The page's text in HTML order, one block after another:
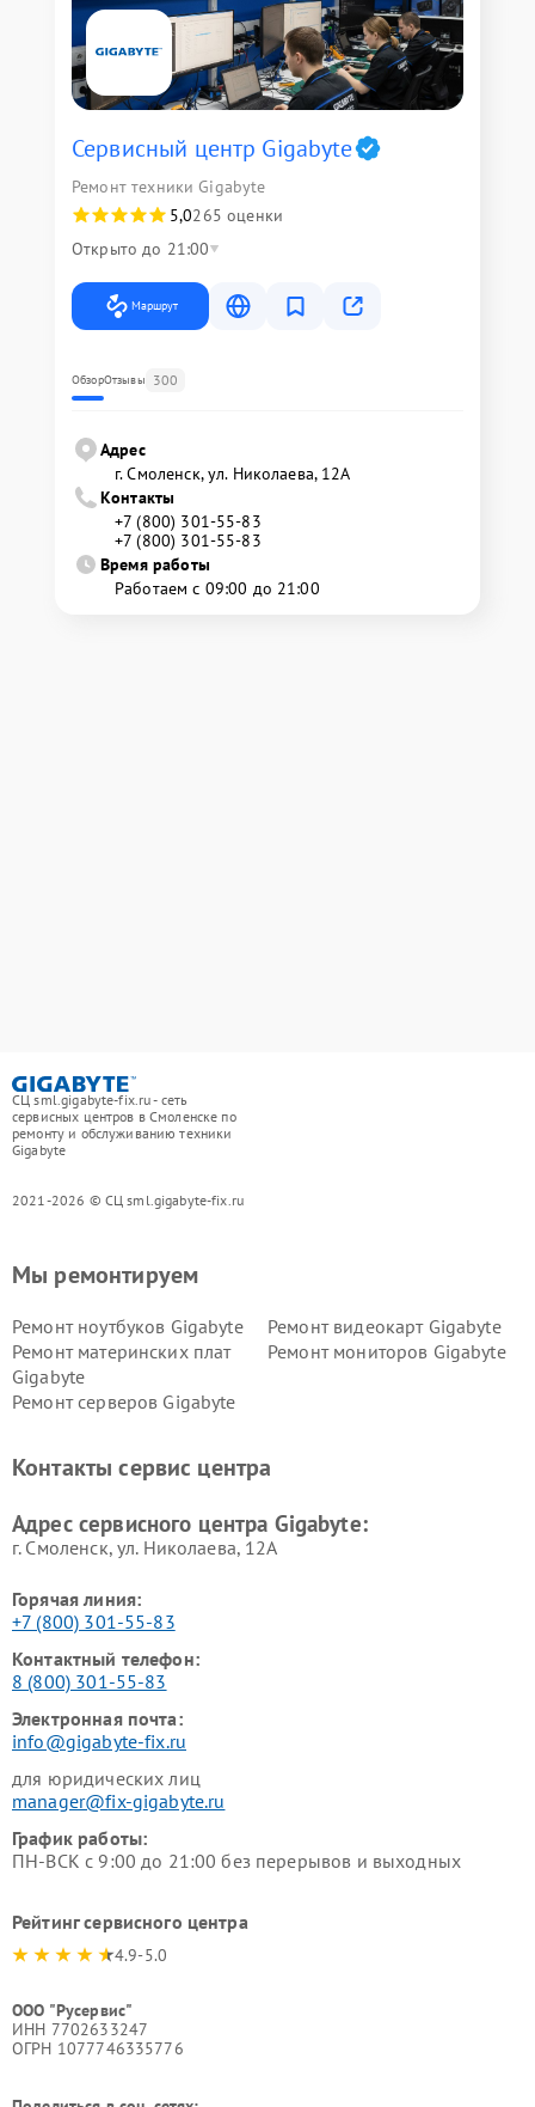
Сервисный центр Gigabyte
Ремонт техники Gigabyte
5,0265 оценки
Открыто до 21:00
Маршрут
ОбзорОтзывы 300
Адрес
г. Смоленск, ул. Николаева, 12А
Контакты
+7 (800) 301-55-83
+7 (800) 301-55-83
Время работы
Работаем с 09:00 до 21:00
СЦ sml.gigabyte-fix.ru - сеть
сервисных центров в Смоленске по
ремонту и обслуживанию техники
Gigabyte
2021-2026 © СЦ sml.gigabyte-fix.ru
Мы ремонтируем
Ремонт ноутбуков Gigabyte
Ремонт видеокарт Gigabyte
Ремонт материнских плат
Gigabyte
Ремонт мониторов Gigabyte
Ремонт серверов Gigabyte
Контакты сервис центра
Адрес сервисного центра Gigabyte:
г. Смоленск, ул. Николаева, 12А
Горячая линия:
+7 (800) 301-55-83
Контактный телефон:
8 (800) 301-55-83
Электронная почта:
info@gigabyte-fix.ru
для юридических лиц
manager@fix-gigabyte.ru
График работы:
ПН-ВСК с 9:00 до 21:00 без перерывов и выходных
Рейтинг сервисного центра
4.9-5.0
ООО "Русервис"
ИНН 7702633247
ОГРН 1077746335776